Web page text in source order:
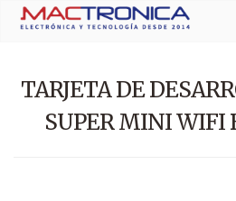
TARJETA DE
SUPER MINI WIFI